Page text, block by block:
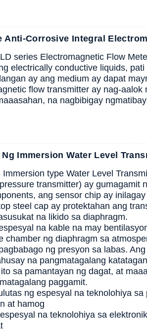
Anti-Corrosive Integral
series Electromagnetic Flow
electrically conductive liquids,
ay ang medium ay dapat
flow transmitter ay nag-
na nagbibigay ng
Ng Immersion Water Level
Immersion type Water Level
transmitter) ay gumagamit
ang sensor chip ay
steel cap ay protektahan ang
na likido sa diaphragm.
na kable na may
chamber ng diaphragm sa
ng presyon sa labas.
na pangmatagalang
sa pamantayan ng dagat, at
paggamit.
ng espesyal na teknolohiya
at hamog
na teknolohiya sa